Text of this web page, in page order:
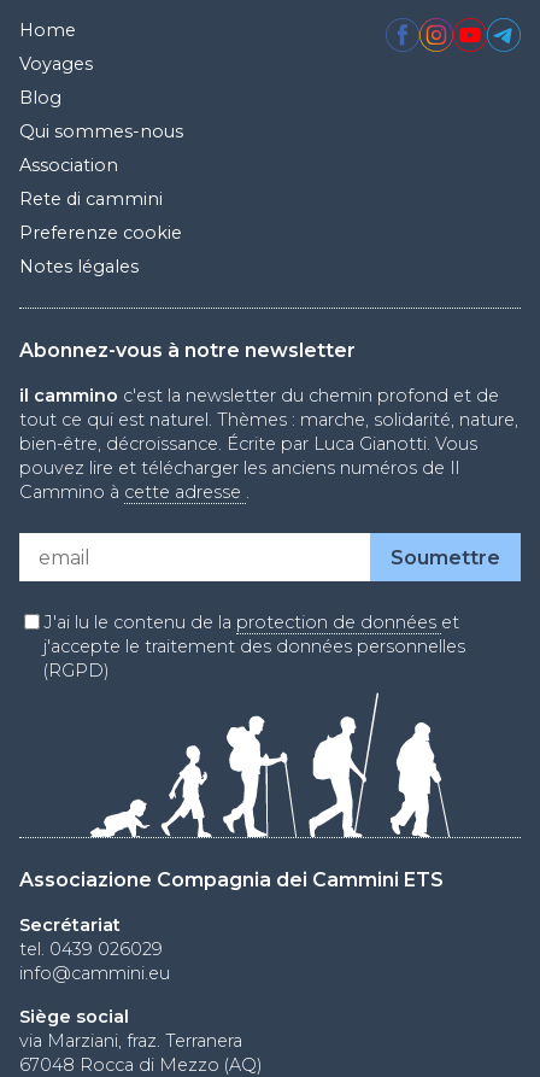
Associazione Compagnia dei Cammini ETS
Secrétariat
tel. 0439 026029
info@cammini.eu
Siège social
via Marziani, fraz. Terranera
67048 Rocca di Mezzo (AQ)
Home
Voyages
Blog
Qui sommes-nous
Association
Rete di cammini
Preferenze cookie
Notes légales
Abonnez-vous à notre newsletter
il cammino c'est la newsletter du chemin profond et de
tout ce qui est naturel. Thèmes : marche, solidarité, nature,
bien-être, décroissance. Écrite par Luca Gianotti. Vous
pouvez lire et télécharger les anciens numéros de Il
Cammino à cette adresse .
J'ai lu le contenu de la protection de données et
j'accepte le traitement des données personnelles
(RGPD)